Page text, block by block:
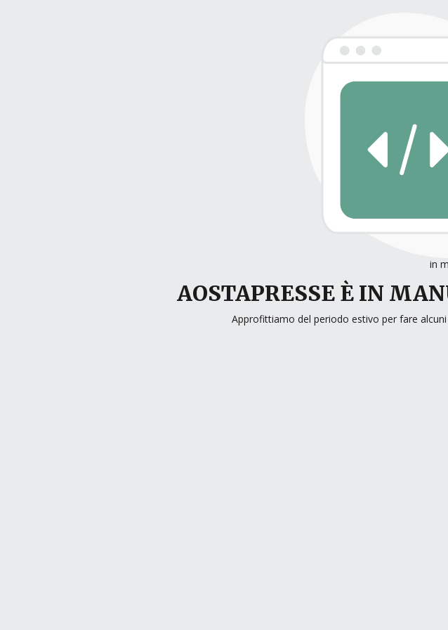
in
AOSTAPRESSE È IN
Approfittiamo del periodo estivo per fare